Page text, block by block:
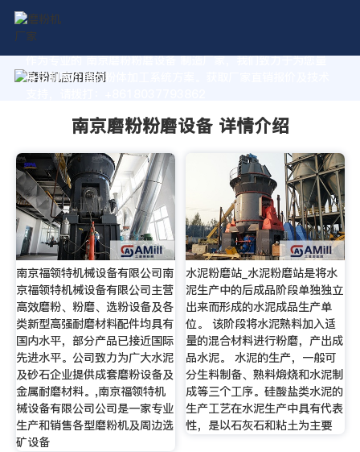
作为专业的 南京磨粉粉磨设备 制造厂家，我们致力于为您量
身定制高价值的粉体加工系统方案。获取厂家直销报价及技术
南京磨粉粉磨设备 详情介绍
南京福领特机械设备有限公司南
京福领特机械设备有限公司主营
高效磨粉、粉磨、选粉设备及各
类新型高强耐磨材料配件均具有
国内水平，部分产品已接近国际
先进水平。公司致力为广大水泥
及砂石企业提供成套磨粉设备及
金属耐磨材料。,南京福领特机
械设备有限公司公司是一家专业
生产和销售各型磨粉机及周边选
矿设备
水泥粉磨站_水泥粉磨站是将水
泥生产中的后成品阶段单独独立
出来而形成的水泥成品生产单
位。 该阶段将水泥熟料加入适
量的混合材料进行粉磨，产出成
品水泥。 水泥的生产，一般可
分生料制备、熟料煅烧和水泥制
成等三个工序。硅酸盐类水泥的
生产工艺在水泥生产中具有代表
性，是以石灰石和粘土为主要